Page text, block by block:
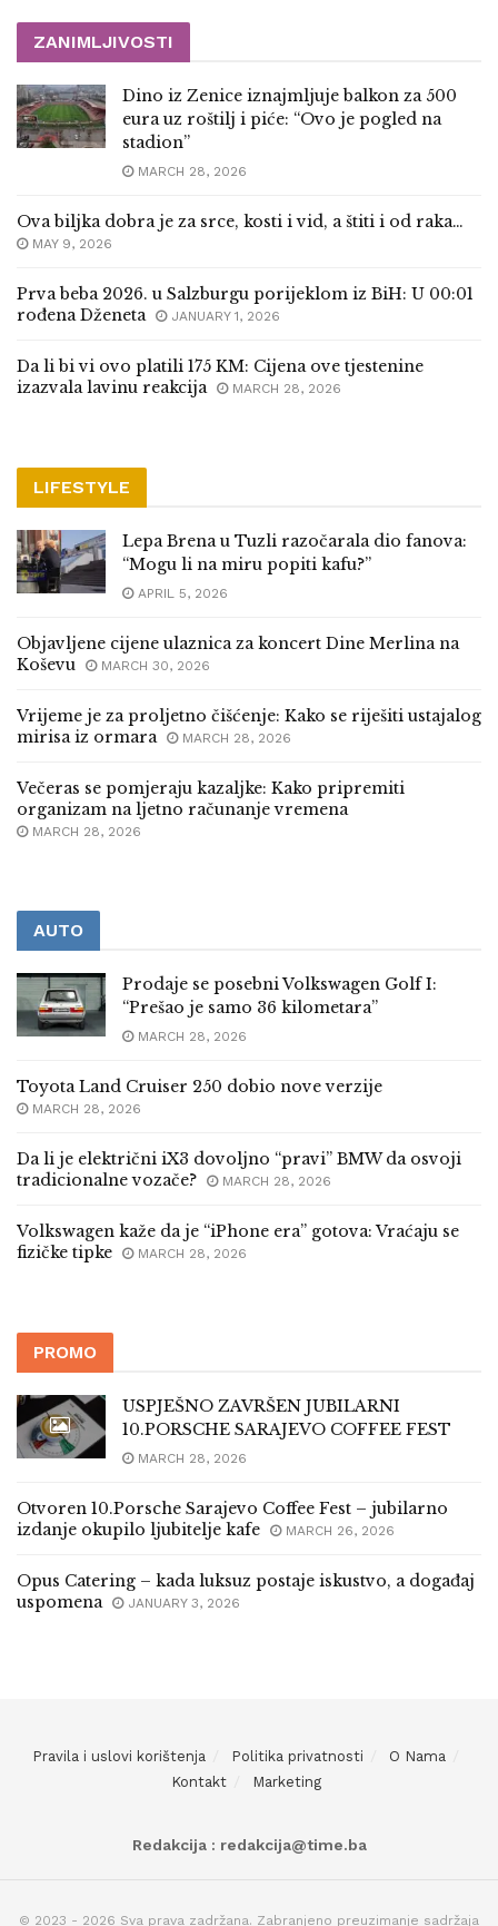
ZANIMLJIVOSTI
Dino iz Zenice iznajmljuje balkon za 500
eura uz roštilj i piće: “Ovo je pogled na
stadion”
MARCH 28, 2026
Ova biljka dobra je za srce, kosti i vid, a štiti i od raka…
MAY 9, 2026
Prva beba 2026. u Salzburgu porijeklom iz BiH: U 00:01
rođena Dženeta
JANUARY 1, 2026
Da li bi vi ovo platili 175 KM: Cijena ove tjestenine
izazvala lavinu reakcija
MARCH 28, 2026
LIFESTYLE
Lepa Brena u Tuzli razočarala dio fanova:
“Mogu li na miru popiti kafu?”
APRIL 5, 2026
Objavljene cijene ulaznica za koncert Dine Merlina na
Koševu
MARCH 30, 2026
Vrijeme je za proljetno čišćenje: Kako se riješiti ustajalog
mirisa iz ormara
MARCH 28, 2026
Večeras se pomjeraju kazaljke: Kako pripremiti
organizam na ljetno računanje vremena
MARCH 28, 2026
AUTO
Prodaje se posebni Volkswagen Golf I:
“Prešao je samo 36 kilometara”
MARCH 28, 2026
Toyota Land Cruiser 250 dobio nove verzije
MARCH 28, 2026
Da li je električni iX3 dovoljno “pravi” BMW da osvoji
tradicionalne vozače?
MARCH 28, 2026
Volkswagen kaže da je “iPhone era” gotova: Vraćaju se
fizičke tipke
MARCH 28, 2026
PROMO
USPJEŠNO ZAVRŠEN JUBILARNI
10.PORSCHE SARAJEVO COFFEE FEST
MARCH 28, 2026
Otvoren 10.Porsche Sarajevo Coffee Fest – jubilarno
izdanje okupilo ljubitelje kafe
MARCH 26, 2026
Opus Catering – kada luksuz postaje iskustvo, a događaj
uspomena
JANUARY 3, 2026
Pravila i uslovi korištenja Politika privatnosti
O Nama
Kontakt
Marketing
Redakcija : redakcija@time.ba
© 2023 - 2026 Sva prava zadržana. Zabranjeno preuzimanje sadržaja